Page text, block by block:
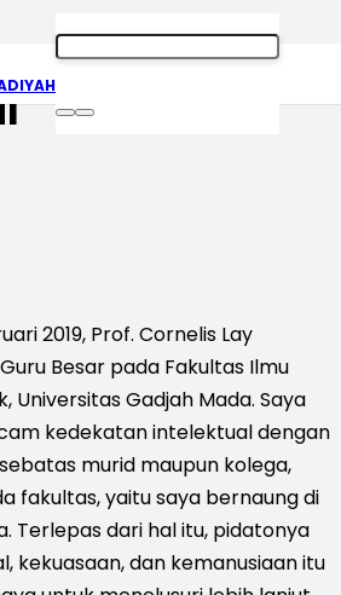
dan Moral
2019, Prof. Cornelis Lay
Besar pada Fakultas Ilmu
Universitas Gadjah Mada. Saya
kedekatan intelektual dengan
murid maupun kolega,
fakultas, yaitu saya bernaung di
Terlepas dari hal itu, pidatonya
kekuasaan, dan kemanusiaan itu